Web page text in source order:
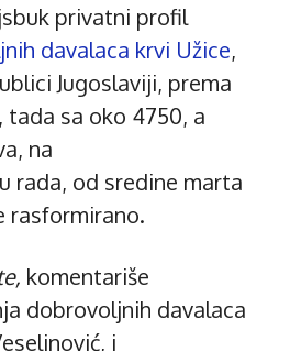
privatni profil
davalaca krvi Užice,
Jugoslaviji, prema
tada sa oko 4750, a
na
rada, od sredine marta
rasformirano.
komentariše
dobrovoljnih davalaca
i